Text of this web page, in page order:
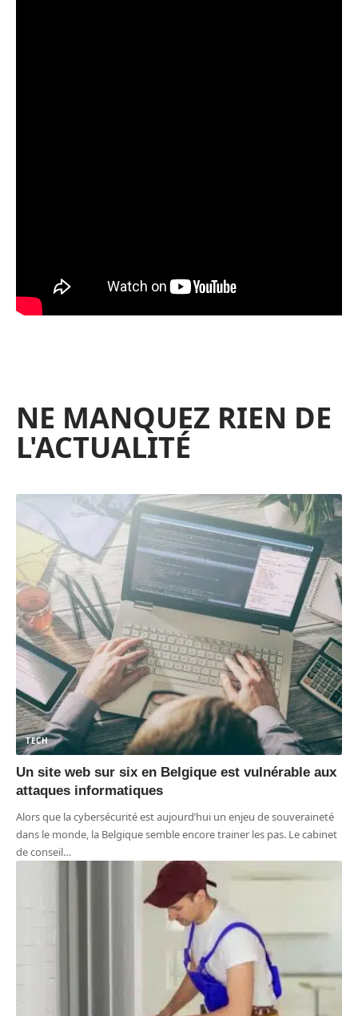
NE MANQUEZ RIEN DE
L'ACTUALITÉ
TECH
Un site web sur six en Belgique est vulnérable aux
attaques informatiques
Alors que la cybersécurité est aujourd’hui un enjeu de souveraineté
dans le monde, la Belgique semble encore trainer les pas. Le cabinet
de conseil…